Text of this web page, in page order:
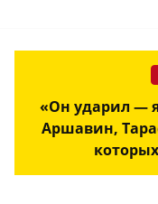
«Он ударил —
Аршавин,